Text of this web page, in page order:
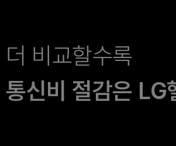
더 비교할수록
통신비 절감은 LG